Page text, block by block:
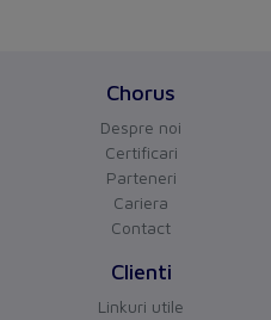
Chorus
Despre noi
Certificari
Parteneri
Cariera
Contact
Clienti
Linkuri utile